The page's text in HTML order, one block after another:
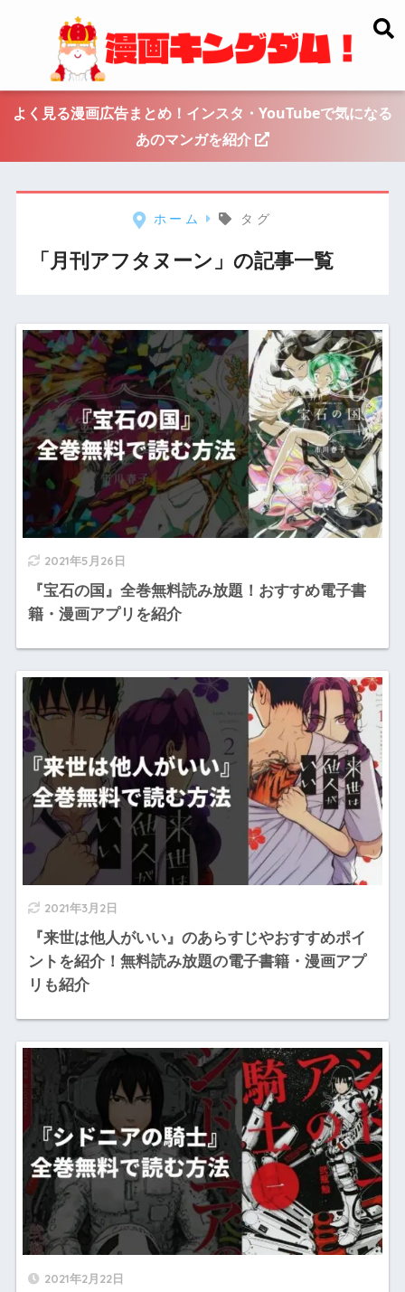
よく見る漫画広告まとめ！インスタ・YouTubeで気になる
あのマンガを紹介
ホーム タグ
「月刊アフタヌーン」の記事一覧
2021年5月26日
『宝石の国』全巻無料読み放題！おすすめ電子書
籍・漫画アプリを紹介
2021年3月2日
『来世は他人がいい』のあらすじやおすすめポイ
ントを紹介！無料読み放題の電子書籍・漫画アプ
リも紹介
2021年2月22日